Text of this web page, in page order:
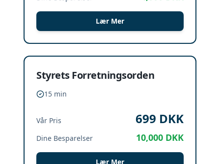
Lær Mer
Styrets Forretningsorden
15 min
Vår Pris 699 DKK
Dine Besparelser 10,000 DKK
Lær Mer